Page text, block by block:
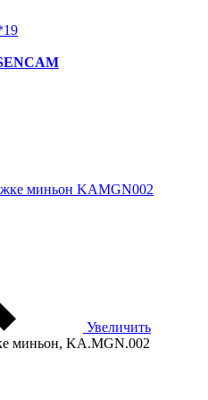
Увеличить
миньон, KA.MGN.002